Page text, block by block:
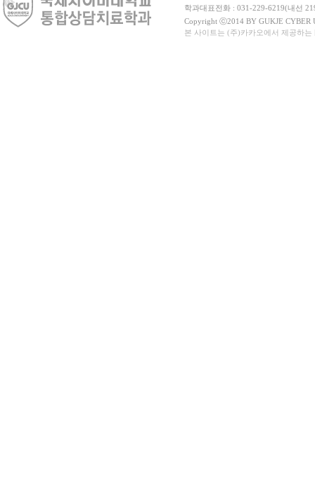
학과대표전화 : 031-229-6219(내선
Copyright ⓒ2014 BY GUKJE CYBER
본 사이트는 (주)카카오에서 제공하